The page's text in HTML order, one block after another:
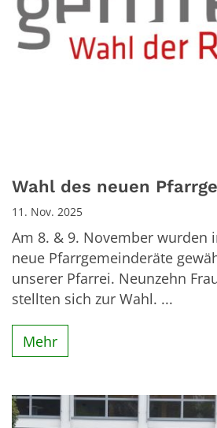
Wahl des neuen
11. Nov. 2025
Am 8. & 9. November wurden
neue Pfarrgemeinderäte
unserer Pfarrei. Neunzehn
stellten sich zur Wahl. ...
Mehr